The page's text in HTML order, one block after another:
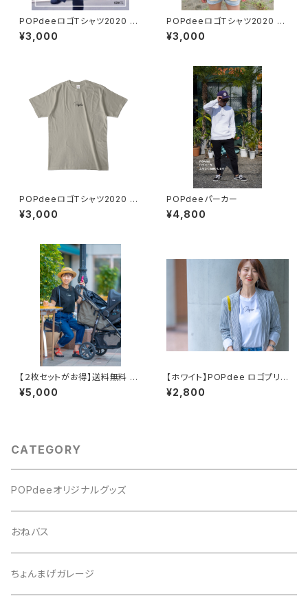
POPdeeロゴTシャツ2020 ア
イスグリーン
¥3,000
POPdeeロゴTシャツ2020 ナ
チュラル
¥3,000
POPdeeロゴTシャツ2020 シ
ルバーグレー
¥3,000
POPdeeパーカー
¥4,800
【２枚セットがお得】送料無料 P
OPdee ロゴTシャツ
¥5,000
【ホワイト】POPdee ロゴプリン
トTシャツ
¥2,800
CATEGORY
POPdeeオリジナルグッズ
おねバス
ちょんまげガレージ